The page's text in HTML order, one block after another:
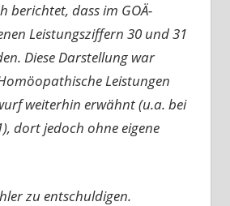
berichtet, dass im GOÄ-
Leistungsziffern 30 und 31
Diese Darstellung war
Leistungen
weiterhin erwähnt (u.a. bei
dort jedoch ohne eigene
zu entschuldigen.